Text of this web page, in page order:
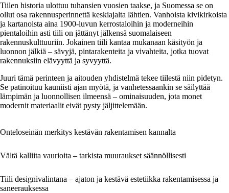
Tiilen historia ulottuu tuhansien vuosien taakse, ja Suomessa se on
ollut osa rakennusperinnettä keskiajalta lähtien. Vanhoista kivikirkoista
ja kartanoista aina 1900-luvun kerrostaloihin ja moderneihin
pientaloihin asti tiili on jättänyt jälkensä suomalaiseen
rakennuskulttuuriin. Jokainen tiili kantaa mukanaan käsityön ja
luonnon jälkiä – sävyjä, pintarakenteita ja vivahteita, jotka tuovat
rakennuksiin elävyyttä ja syvyyttä.
Juuri tämä perinteen ja aitouden yhdistelmä tekee tiilestä niin pidetyn.
Se patinoituu kauniisti ajan myötä, ja vanhetessaankin se säilyttää
lämpimän ja luonnollisen ilmeensä – ominaisuuden, jota monet
modernit materiaalit eivät pysty jäljittelemään.
Onteloseinän merkitys kestävän rakentamisen kannalta
Vältä kalliita vaurioita – tarkista muuraukset säännöllisesti
Tiili designivalintana – ajaton ja kestävä estetiikka rakentamisessa ja
saneerauksessa